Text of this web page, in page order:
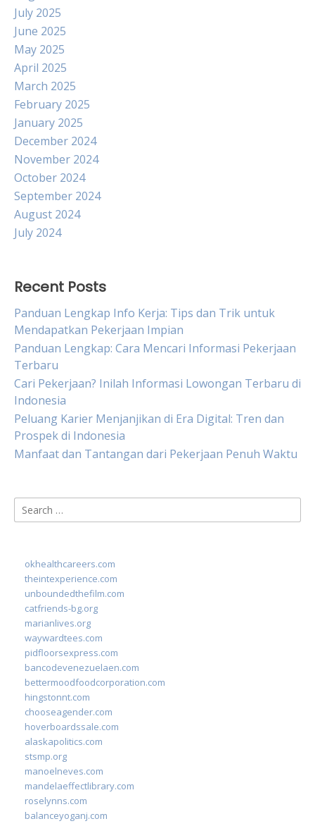
July 2025
June 2025
May 2025
April 2025
March 2025
February 2025
January 2025
December 2024
November 2024
October 2024
September 2024
August 2024
July 2024
Recent Posts
Panduan Lengkap Info Kerja: Tips dan Trik untuk
Mendapatkan Pekerjaan Impian
Panduan Lengkap: Cara Mencari Informasi Pekerjaan
Terbaru
Cari Pekerjaan? Inilah Informasi Lowongan Terbaru di
Indonesia
Peluang Karier Menjanjikan di Era Digital: Tren dan
Prospek di Indonesia
Manfaat dan Tantangan dari Pekerjaan Penuh Waktu
Search
for:
okhealthcareers.com
theintexperience.com
unboundedthefilm.com
catfriends-bg.org
marianlives.org
waywardtees.com
pidfloorsexpress.com
bancodevenezuelaen.com
bettermoodfoodcorporation.com
hingstonnt.com
chooseagender.com
hoverboardssale.com
alaskapolitics.com
stsmp.org
manoelneves.com
mandelaeffectlibrary.com
roselynns.com
balanceyoganj.com